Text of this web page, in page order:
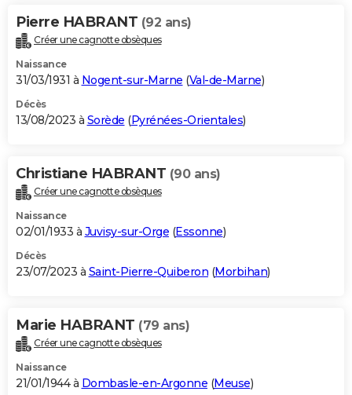
Pierre HABRANT (92 ans)
Créer une cagnotte obsèques
Naissance
31/03/1931 à Nogent-sur-Marne (Val-de-Marne)
Décès
13/08/2023 à Sorède (Pyrénées-Orientales)
Christiane HABRANT (90 ans)
Créer une cagnotte obsèques
Naissance
02/01/1933 à Juvisy-sur-Orge (Essonne)
Décès
23/07/2023 à Saint-Pierre-Quiberon (Morbihan)
Marie HABRANT (79 ans)
Créer une cagnotte obsèques
Naissance
21/01/1944 à Dombasle-en-Argonne (Meuse)